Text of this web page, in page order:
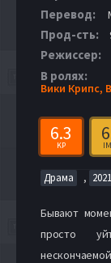
Перевод:
Прод-сть:
Режиссер:
В ролях:
Вики Крипс,
6.3
KP
Драма , 2021
Бывают
просто